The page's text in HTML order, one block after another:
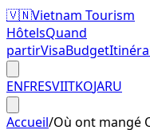
🇻🇳Vietnam Tourism
HôtelsQuand
partirVisaBudget
ENFRESVIITKOJARU
Accueil/Où ont mangé